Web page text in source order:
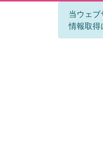
当ウェ
情報取得